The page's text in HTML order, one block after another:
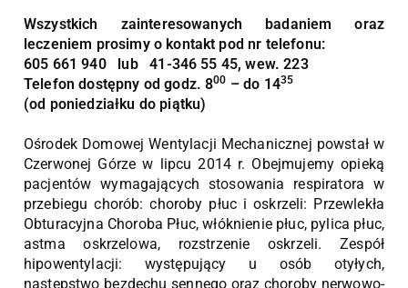
Wszystkich zainteresowanych badaniem oraz
leczeniem prosimy o kontakt pod nr telefonu:
605 661 940 lub 41-346 55 45, wew. 223
Telefon dostępny od godz. 800 – do 1435
(od poniedziałku do piątku)
Ośrodek Domowej Wentylacji Mechanicznej powstał w
Czerwonej Górze w lipcu 2014 r. Obejmujemy opieką
pacjentów wymagających stosowania respiratora w
przebiegu chorób: choroby płuc i oskrzeli: Przewlekła
Obturacyjna Choroba Płuc, włóknienie płuc, pylica płuc,
astma oskrzelowa, rozstrzenie oskrzeli. Zespół
hipowentylacji: występujący u osób otyłych,
następstwo bezdechu sennego oraz choroby nerwowo-